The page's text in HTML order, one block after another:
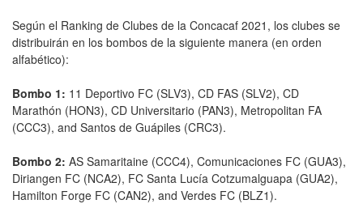
Según el Ranking de Clubes de la Concacaf 2021, los clubes se
distribuirán en los bombos de la siguiente manera (en orden
alfabético):
Bombo 1: 11 Deportivo FC (SLV3), CD FAS (SLV2), CD
Marathón (HON3), CD Universitario (PAN3), Metropolitan FA
(CCC3), and Santos de Guápiles (CRC3).
Bombo 2: AS Samaritaine (CCC4), Comunicaciones FC (GUA3),
Diriangen FC (NCA2), FC Santa Lucía Cotzumalguapa (GUA2),
Hamilton Forge FC (CAN2), and Verdes FC (BLZ1).